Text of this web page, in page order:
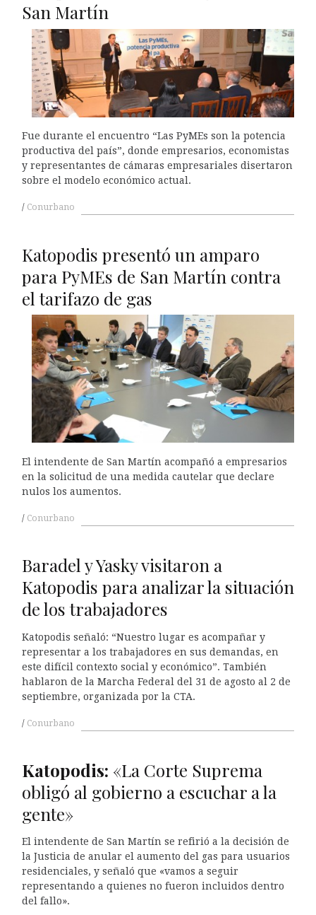
San Martín
Fue durante el encuentro “Las PyMEs son la potencia
productiva del país”, donde empresarios, economistas
y representantes de cámaras empresariales disertaron
sobre el modelo económico actual.
Conurbano
Katopodis presentó un amparo
para PyMEs de San Martín contra
el tarifazo de gas
El intendente de San Martín acompañó a empresarios
en la solicitud de una medida cautelar que declare
nulos los aumentos.
Conurbano
Baradel y Yasky visitaron a
Katopodis para analizar la situación
de los trabajadores
Katopodis señaló: “Nuestro lugar es acompañar y
representar a los trabajadores en sus demandas, en
este difícil contexto social y económico”. También
hablaron de la Marcha Federal del 31 de agosto al 2 de
septiembre, organizada por la CTA.
Conurbano
Katopodis: «La Corte Suprema
obligó al gobierno a escuchar a la
gente»
El intendente de San Martín se refirió a la decisión de
la Justicia de anular el aumento del gas para usuarios
residenciales, y señaló que «vamos a seguir
representando a quienes no fueron incluidos dentro
del fallo».